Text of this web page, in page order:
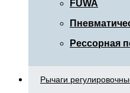
FUWA
Рессорная
Рычаги